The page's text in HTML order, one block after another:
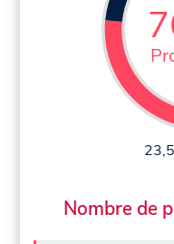
Nombre de